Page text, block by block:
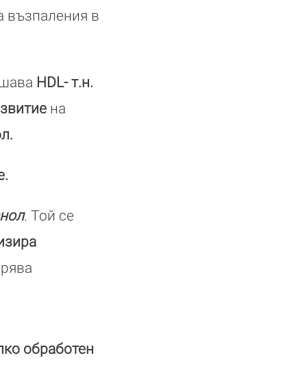
възпаления в
HDL- т.н.
на
. Той се
обработен